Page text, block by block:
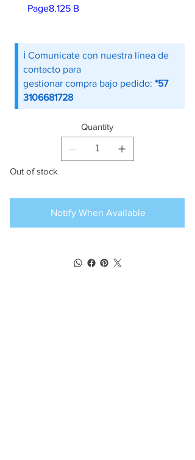
Page8.125 B
ℹ️ Comunicate con nuestra línea de
contacto para
gestionar compra bajo pedido: *57
3106681728
Quantity
Out of stock
Notify When Available